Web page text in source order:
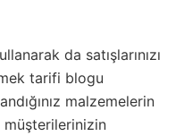
da satışlarınızı
tarifi blogu
malzemelerin